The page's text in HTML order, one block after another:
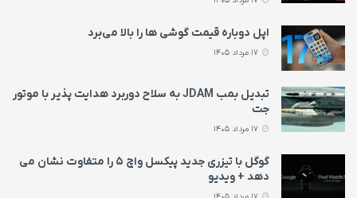
اپل دوباره قیمت‌ گوشی ها را بالا می‌برد
تبدیل بمب JDAM به سلاح دوربرد هدایت پذیر با موتور
جت
گوگل با تیزری جدید پیکسل واچ ۵ را متفاوت نشان می‌
دهد + ویدیو